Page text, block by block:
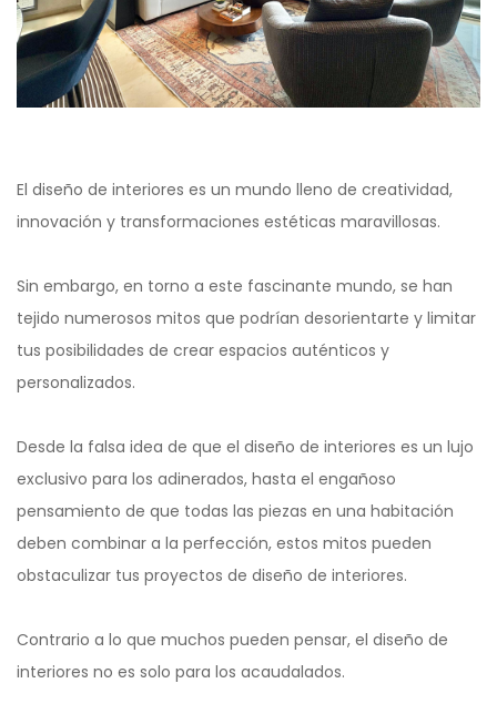
El diseño de interiores es un mundo lleno de creatividad,
innovación y transformaciones estéticas maravillosas.
Sin embargo, en torno a este fascinante mundo, se han
tejido numerosos mitos que podrían desorientarte y limitar
tus posibilidades de crear espacios auténticos y
personalizados.
Desde la falsa idea de que el diseño de interiores es un lujo
exclusivo para los adinerados, hasta el engañoso
pensamiento de que todas las piezas en una habitación
deben combinar a la perfección, estos mitos pueden
obstaculizar tus proyectos de diseño de interiores.
Contrario a lo que muchos pueden pensar, el diseño de
interiores no es solo para los acaudalados.